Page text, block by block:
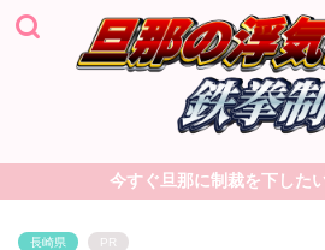
今すぐ旦那に制裁を下した
長崎県 PR